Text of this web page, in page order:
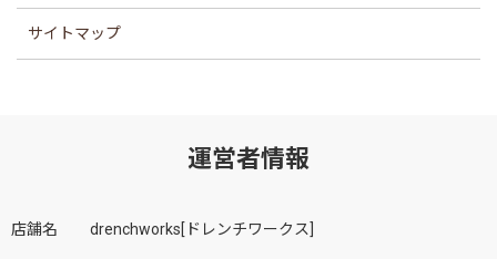
サイトマップ
運営者情報
店舗名 drenchworks[ドレンチワークス]